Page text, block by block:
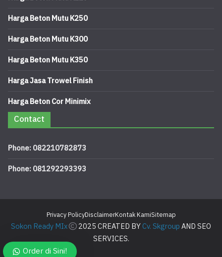
Harga Beton Mutu K250
Harga Beton Mutu K300
Harga Beton Mutu K350
Harga Jasa Trowel Finish
Harga Beton Cor Minimix
Contact
Phone: 082210782873
Phone: 081292293393
Privacy PolicyDisclaimerKontak KamiSitemap
Sokon Ready MIx 2025 CREATED BYCv. SkgroupAND SEO
SERVICES.
Order di Sini!